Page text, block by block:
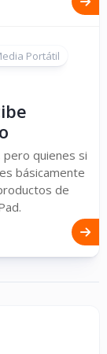
Portátil
pero quienes si
básicamente
de